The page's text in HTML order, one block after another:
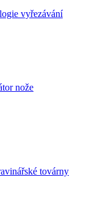
vyřezávání
nože
továrny